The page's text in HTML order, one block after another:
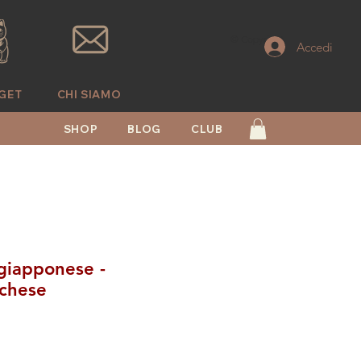
© Copyright
CHI SIAMO
Accedi
SHOP BLOG CLUB
-